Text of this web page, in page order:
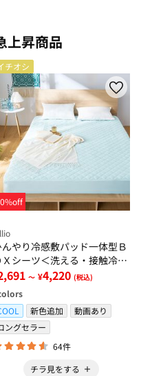
上昇商品
チオシ
んやり冷感敷パッド一体型Ｂ
Ｘシーツ＜洗える・接触冷
抗菌防臭・時短・家事楽・
ボックスシーツ・寝苦しさ対策
～ ¥4,220 (税込)
新色追加
動画あり
ングセラー
64件
チラ見をする